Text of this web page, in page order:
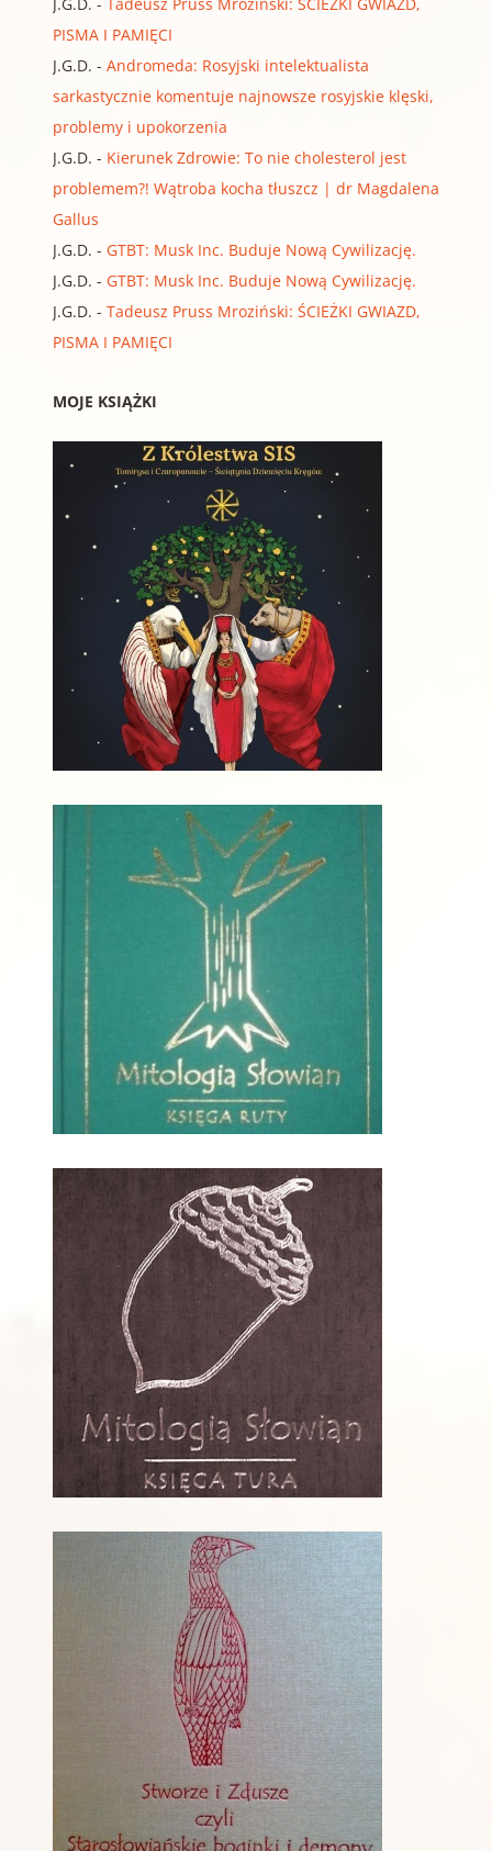
J.G.D. -
Tadeusz Pruss Mroziński: ŚCIEŻKI GWIAZD,
PISMA I PAMIĘCI
J.G.D. - Andromeda: Rosyjski intelektualista
sarkastycznie komentuje najnowsze rosyjskie klęski,
problemy i upokorzenia
J.G.D. - Kierunek Zdrowie: To nie cholesterol jest
problemem?! Wątroba kocha tłuszcz | dr Magdalena
Gallus
J.G.D. - GTBT: Musk Inc. Buduje Nową Cywilizację.
J.G.D. - GTBT: Musk Inc. Buduje Nową Cywilizację.
J.G.D. - Tadeusz Pruss Mroziński: ŚCIEŻKI GWIAZD,
PISMA I PAMIĘCI
MOJE KSIĄŻKI